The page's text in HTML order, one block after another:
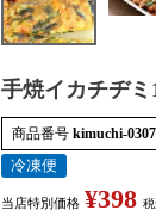
手焼イカチヂミ
商品番号 kimuchi-0307
冷凍便
当店特別価格 ¥398 税